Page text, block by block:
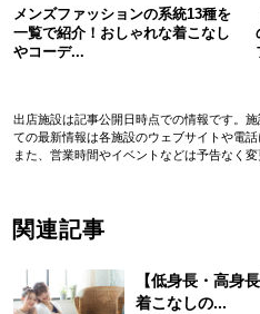
メンズファッションの系統13種を
一覧で紹介！おしゃれな着こなし
やコーデ...
出店施設は記事公開日時点での情報です。
ての最新情報は各施設のウェブサイトや電話
また、営業時間やイベントなどは予告なく
関連記事
【低身長・高身
着こなしの...